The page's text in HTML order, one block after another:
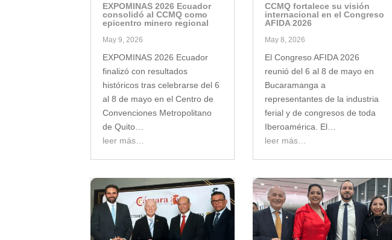
EXPOMINAS 2026 Ecuador
consolidó al CCMQ como
epicentro minero regional
May 9, 2026
EXPOMINAS 2026 Ecuador
finalizó con resultados
históricos tras celebrarse del 6
al 8 de mayo en el Centro de
Convenciones Metropolitano
de Quito…
leer más…
CCMQ fortalece su visión
internacional en el Congreso
AFIDA 2026
May 8, 2026
El Congreso AFIDA 2026
reunió del 6 al 8 de mayo en
Bucaramanga a
representantes de la industria
ferial y de congresos de toda
Iberoamérica. El…
leer más…